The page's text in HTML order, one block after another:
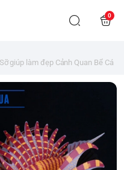
0
giúp làm đẹp Cảnh Quan Bể Cá